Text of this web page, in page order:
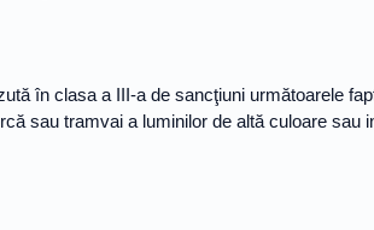
în clasa a III-a de sancţiuni următoarele
sau tramvai a luminilor de altă culoare